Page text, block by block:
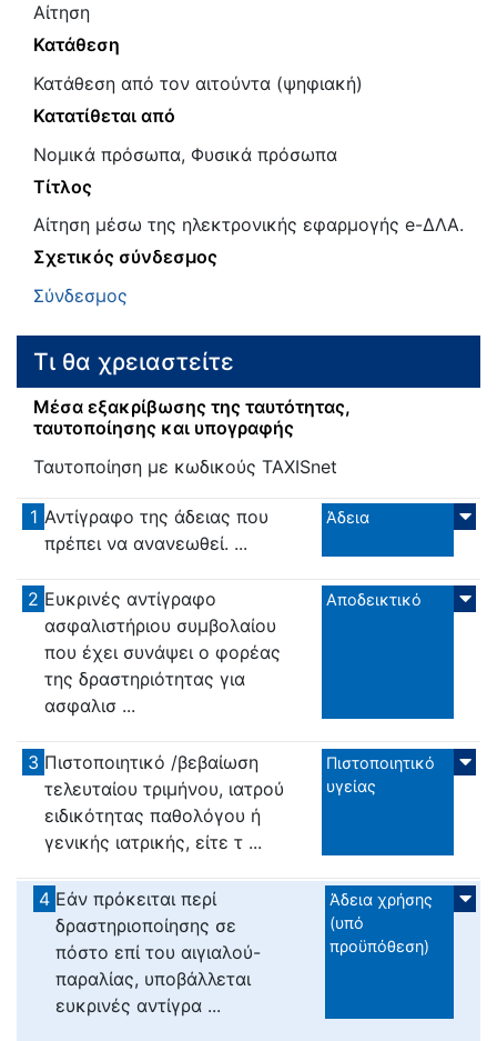
Αίτηση
Κατάθεση
Κατάθεση από τον αιτούντα (ψηφιακή)
Κατατίθεται από
Νομικά πρόσωπα, Φυσικά πρόσωπα
Τίτλος
Αίτηση μέσω της ηλεκτρονικής εφαρμογής e-ΔΛΑ.
Σχετικός σύνδεσμος
Σύνδεσμος
Τι θα χρειαστείτε
Μέσα εξακρίβωσης της ταυτότητας,
ταυτοποίησης και υπογραφής
Ταυτοποίηση με κωδικούς TAXISnet
1 Αντίγραφο της άδειας που
πρέπει να ανανεωθεί. ...
Άδεια
2 Ευκρινές αντίγραφο
ασφαλιστήριου συμβολαίου
που έχει συνάψει ο φορέας
της δραστηριότητας για
ασφαλισ ...
Αποδεικτικό
3 Πιστοποιητικό /βεβαίωση
τελευταίου τριμήνου, ιατρού
ειδικότητας παθολόγου ή
γενικής ιατρικής, είτε τ ...
Πιστοποιητικό
υγείας
4 Εάν πρόκειται περί
δραστηριοποίησης σε
πόστο επί του αιγιαλού-
παραλίας, υποβάλλεται
ευκρινές αντίγρα ...
Άδεια χρήσης
(υπό
προϋπόθεση)